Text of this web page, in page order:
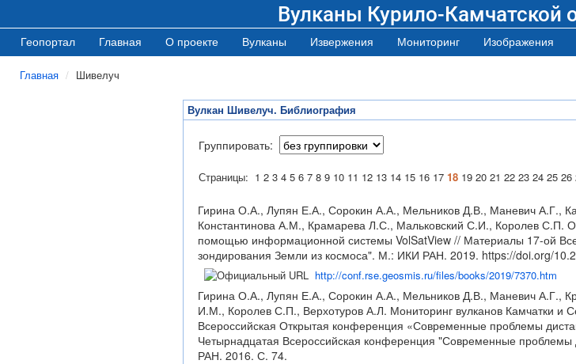
Вулканы Курило-Камчатской
Геопортал Главная О проекте Вулканы Извержения Мониторинг Изображения
Главная Шивелуч
Вулкан Шивелуч. Библиография
Группировать:
Страницы: 1 2 3 4 5 6 7 8 9 10 11 12 13 14 15 16 17 18 19 20 21 22 23 24 25 26
Гирина О.А., Лупян Е.А., Сорокин А.А., Мельников Д.В., Маневич А.Г.,
Константинова А.М., Крамарева Л.С., Мальковский С.И., Королев С.П.
помощью информационной системы VolSatView // Материалы 17-ой
зондирования Земли из космоса". М.: ИКИ РАН. 2019. https://doi.org/
http://conf.rse.geosmis.ru/files/books/2019/7370.htm
Гирина О.А., Лупян Е.А., Сорокин А.А., Мельников Д.В., Маневич
И.М., Королев С.П., Верхотуров А.Л. Мониторинг вулканов Камчатки и
Всероссийская Открытая конференция «Современные проблемы
Четырнадцатая Всероссийская конференция "Современные
РАН. 2016. С. 74.